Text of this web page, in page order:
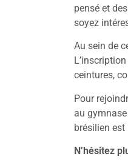
pensé et
soyez
Au sein de
ceintures,
Pour
au
brésilien est
N’hésitez